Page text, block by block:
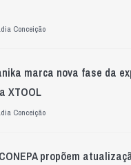
Conceição
marca nova fase da
XTOOL
Conceição
propõem